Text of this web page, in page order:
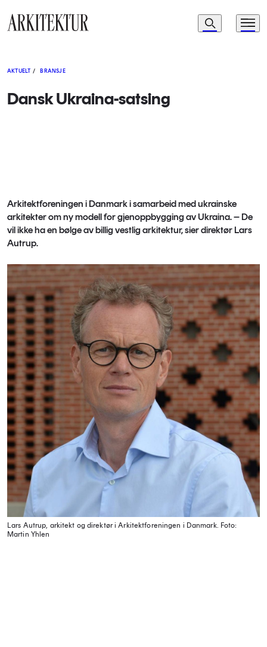
Navigasjon
Søk Meny
AKTUELT / BRANSJE
Dansk Ukraina-satsing
Arkitektforeningen i Danmark i samarbeid med ukrainske
arkitekter om ny modell for gjenoppbygging av Ukraina. – De
vil ikke ha en bølge av billig vestlig arkitektur, sier direktør Lars
Autrup.
Lars Autrup, arkitekt og direktør i Arkitektforeningen i Danmark. Foto:
Martin Yhlen